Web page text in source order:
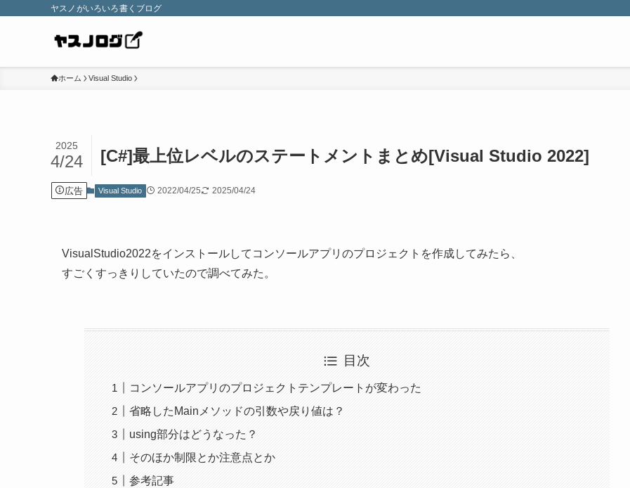
ヤスノがいろいろ書くブログ
ホーム Visual Studio
[C#]最上位レベルのステートメントまとめ[Visual Studio 2022]
2025
4/24
広告 Visual Studio 2022/04/25 2025/04/24
VisualStudio2022をインストールしてコンソールアプリのプロジェクトを作成してみたら、
すごくすっきりしていたので調べてみた。
目次
コンソールアプリのプロジェクトテンプレートが変わった
省略したMainメソッドの引数や戻り値は？
using部分はどうなった？
そのほか制限とか注意点とか
参考記事